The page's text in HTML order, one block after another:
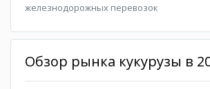
железнодорожных перевозок
Обзор рынка кукурузы в